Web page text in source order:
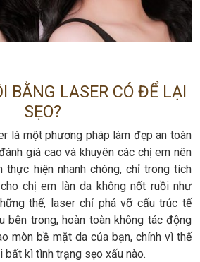
BẰNG LASER CÓ ĐỂ LẠI
SẸO?
là một phương pháp làm đẹp an toàn
giá cao và khuyên các chị em nên
thực hiện nhanh chóng, chỉ trong tích
chị em làn da không nốt ruồi như
thế, laser chỉ phá vỡ cấu trúc tế
trong, hoàn toàn không tác động
mòn bề mặt da của bạn, chính vì thế
bất kì tình trạng sẹo xấu nào.